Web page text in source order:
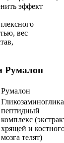
эффект
вес
Румалон
Румалон
пептидный
комплекс
хрящей и
мозга телят)